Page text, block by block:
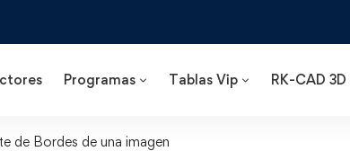
Programas Tablas Vip RK-CAD 3D
de Bordes de una imagen